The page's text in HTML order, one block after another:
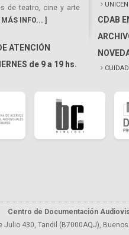
de teatro, cine y arte
MÁS INFO... ]
ATENCIÓN
de 9 a 19 hs.
UNICEN
CDAB
Centro de Documentación
Julio 430, Tandil (B7000AQJ),